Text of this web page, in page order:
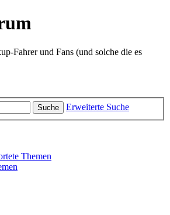
Fahrer und Fans (und solche die es
Suche Erweiterte Suche
Themen